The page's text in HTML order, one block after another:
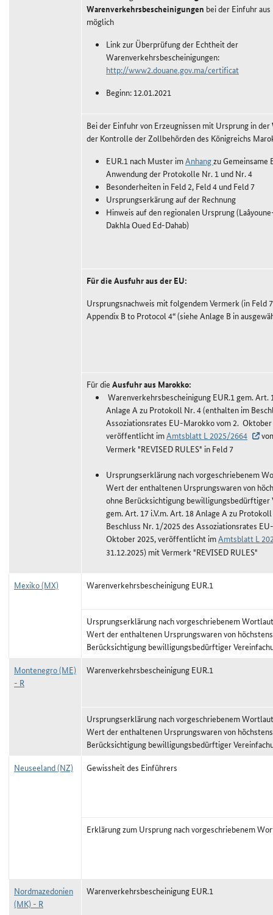
Warenverkehrsbescheinigungen bei der Einfuhr
möglich
Link zur Überprüfung der Echtheit der
Warenverkehrsbescheinigungen:
http://www2.douane.gov.ma/certificat
Beginn: 12.01.2021
Bei der Einfuhr von Erzeugnissen mit Ursprung in der
der Kontrolle der Zollbehörden des Königreichs
EUR.1 nach Muster imAnhangzu Gemeinsame
Anwendung der Protokolle Nr. 1 und Nr. 4
Besonderheiten in Feld 2, Feld 4 und Feld 7
Ursprungserkärung auf der Rechnung
Hinweis auf den regionalen Ursprung
Dakhla Oued Ed-Dahab)
Für die Ausfuhr aus der EU:
Ursprungsnachweis mit folgendem Vermerk (in Feld
Appendix B to Protocol 4“ (siehe Anlage B in
Für die Ausfuhr aus Marokko:
Warenverkehrsbescheinigung EUR.1 gem. Art.
Anlage A zu Protokoll Nr. 4 (enthalten im
Assoziationsrates EU-Marokko vom 2. Oktober
veröffentlicht imAmtsblatt L 2025/2664
Vermerk "REVISED RULES" in Feld 7
Ursprungserklärung nach vorgeschriebenem
Wert der enthaltenen Ursprungswaren von
ohne Berücksichtigung bewilligungsbedürftiger
gem. Art. 17 i.V.m. Art. 18 Anlage A zu
Beschluss Nr. 1/2025 des Assoziationsrates
Oktober 2025, veröffentlicht imAmtsblatt L
31.12.2025) mit Vermerk "REVISED RULES"
Mexiko (MX) Warenverkehrsbescheinigung EUR.1
Ursprungserklärung nach vorgeschriebenem
Wert der enthaltenen Ursprungswaren von
Berücksichtigung bewilligungsbedürftiger
Montenegro (ME)
- R
Warenverkehrsbescheinigung EUR.1
Ursprungserklärung nach vorgeschriebenem
Wert der enthaltenen Ursprungswaren von
Berücksichtigung bewilligungsbedürftiger
Neuseeland (NZ)
Gewissheit des Einführers
Erklärung zum Ursprung nach vorgeschriebenem
Nordmazedonien
(MK) - R
Warenverkehrsbescheinigung EUR.1